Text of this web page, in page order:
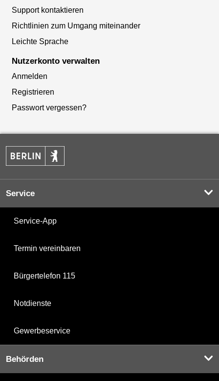
Support kontaktieren
Richtlinien zum Umgang miteinander
Leichte Sprache
Nutzerkonto verwalten
Anmelden
Registrieren
Passwort vergessen?
Service
Service-App
Termin vereinbaren
Bürgertelefon 115
Notdienste
Gewerbeservice
Behörden